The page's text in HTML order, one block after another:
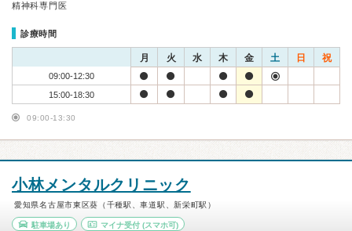
精神科専門医
診療時間
月 火 水 木 金 土 日 祝
09:00-12:30
15:00-18:30
09:00-13:30
小林メンタルクリニック
愛知県名古屋市東区葵（千種駅、車道駅、新栄町駅）
駐車場あり マイナ受付(スマホ可)